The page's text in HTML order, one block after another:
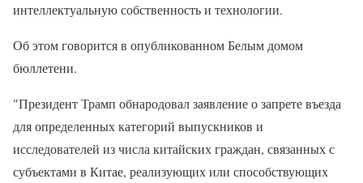
интеллектуальную собственность и технологии.
Об этом говорится в опубликованном Белым домом
бюллетени.
"Президент Трамп обнародовал заявление о запрете въезда
для определенных категорий выпускников и
исследователей из числа китайских граждан, связанных с
субъектами в Китае, реализующих или способствующих